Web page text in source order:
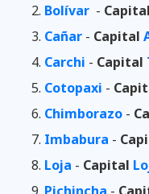
Bolívar - Capital
Cañar - Capital
Carchi - Capital
Cotopaxi -
Chimborazo -
Imbabura -
Loja - Capital